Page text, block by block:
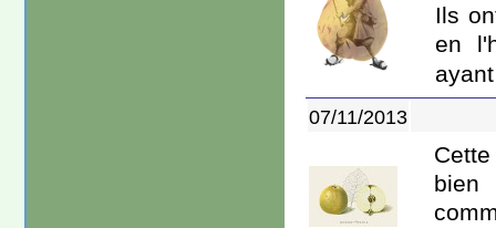
Ils
en
07/11/2013
bien